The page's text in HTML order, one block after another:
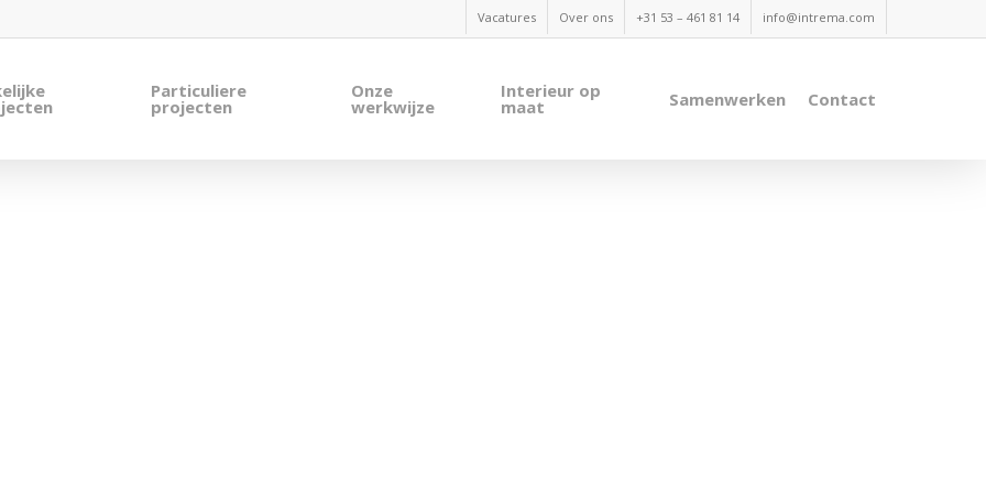
Vacatures Over ons +31 53 – 461 81 14 info@intrema.com
Particuliere
projecten
Onze
werkwijze
Interieur op
maat Samenwerken Contact